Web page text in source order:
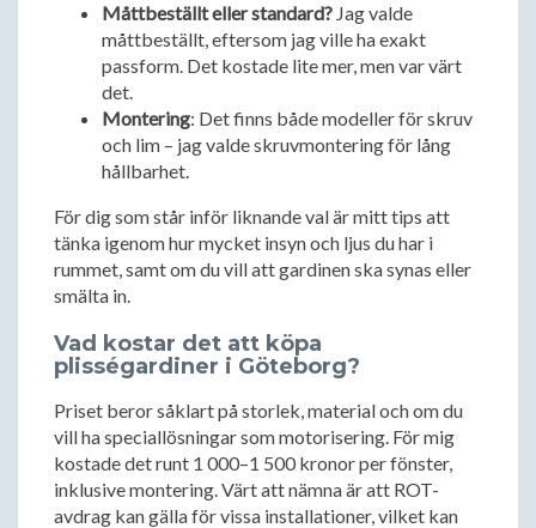
Måttbeställt eller standard? Jag valde
måttbeställt, eftersom jag ville ha exakt
passform. Det kostade lite mer, men var värt
det.
Montering: Det finns både modeller för skruv
och lim – jag valde skruvmontering för lång
hållbarhet.
För dig som står inför liknande val är mitt tips att
tänka igenom hur mycket insyn och ljus du har i
rummet, samt om du vill att gardinen ska synas eller
smälta in.
Vad kostar det att köpa
plisségardiner i Göteborg?
Priset beror såklart på storlek, material och om du
vill ha speciallösningar som motorisering. För mig
kostade det runt 1 000–1 500 kronor per fönster,
inklusive montering. Värt att nämna är att ROT-
avdrag kan gälla för vissa installationer, vilket kan